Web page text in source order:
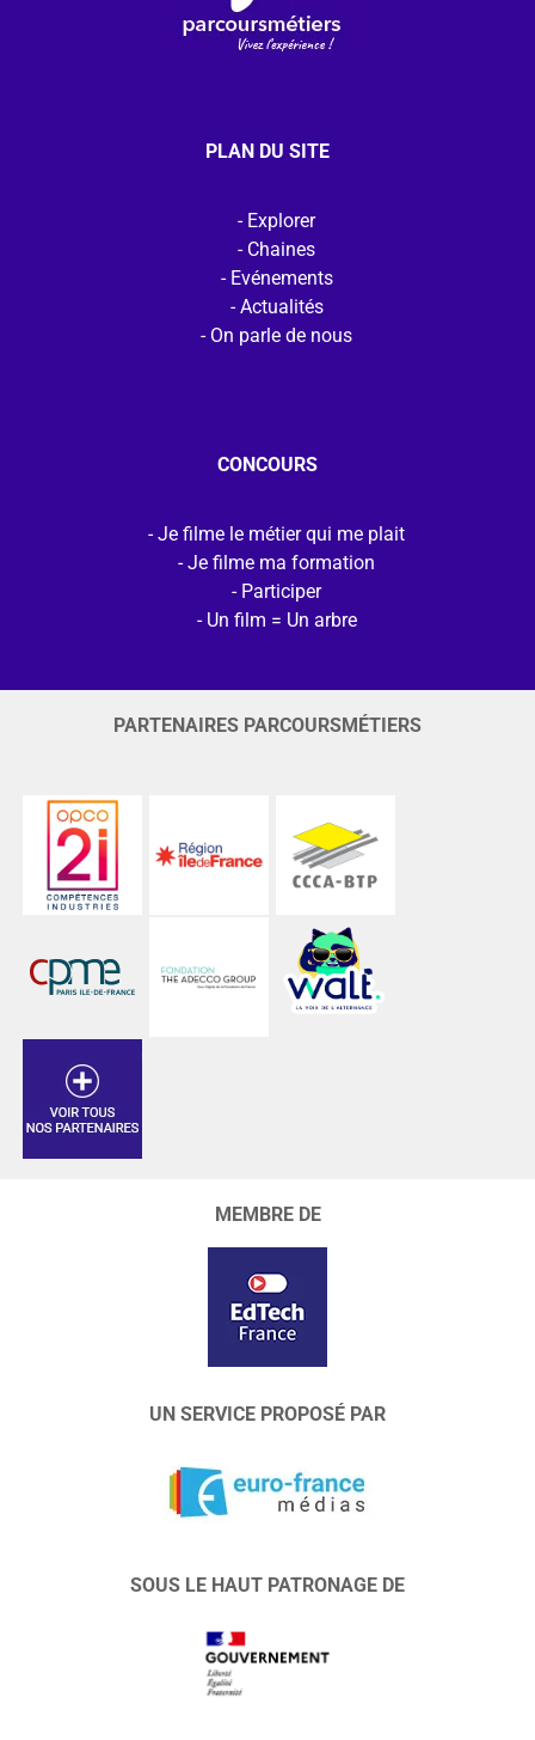
PLAN DU SITE
Explorer
Chaines
Evénements
Actualités
On parle de nous
CONCOURS
Je filme le métier qui me plait
Je filme ma formation
Participer
Un film = Un arbre
PARTENAIRES PARCOURSMÉTIERS
MEMBRE DE
UN SERVICE PROPOSÉ PAR
SOUS LE HAUT PATRONAGE DE